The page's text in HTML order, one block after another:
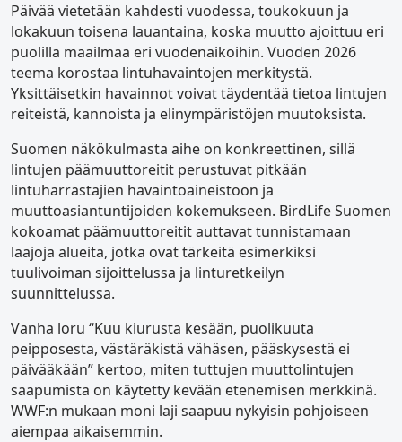
Päivää vietetään kahdesti vuodessa, toukokuun ja
lokakuun toisena lauantaina, koska muutto ajoittuu eri
puolilla maailmaa eri vuodenaikoihin. Vuoden 2026
teema korostaa lintuhavaintojen merkitystä.
Yksittäisetkin havainnot voivat täydentää tietoa lintujen
reiteistä, kannoista ja elinympäristöjen muutoksista.
Suomen näkökulmasta aihe on konkreettinen, sillä
lintujen päämuuttoreitit perustuvat pitkään
lintuharrastajien havaintoaineistoon ja
muuttoasiantuntijoiden kokemukseen. BirdLife Suomen
kokoamat päämuuttoreitit auttavat tunnistamaan
laajoja alueita, jotka ovat tärkeitä esimerkiksi
tuulivoiman sijoittelussa ja linturetkeilyn
suunnittelussa.
Vanha loru “Kuu kiurusta kesään, puolikuuta
peipposesta, västäräkistä vähäsen, pääskysestä ei
päivääkään” kertoo, miten tuttujen muuttolintujen
saapumista on käytetty kevään etenemisen merkkinä.
WWF:n mukaan moni laji saapuu nykyisin pohjoiseen
aiempaa aikaisemmin.